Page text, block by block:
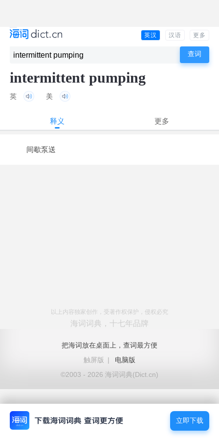
英汉 汉语 更多
intermittent pumping
英 美
释义 更多
间歇泵送
以上内容独家创作，受著作权保护，侵权必究
海词词典，十七年品牌
把海词放在桌面上，查词最方便
触屏版
|
电脑版
©2003 - 2026 海词词典(Dict.cn)
立即下载
立即下载